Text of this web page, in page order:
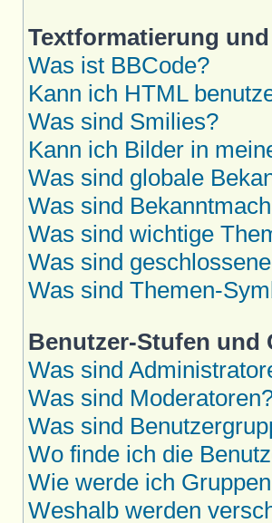
Textformatierung
Was ist BBCode?
Kann ich HTML
Was sind Smilies?
Kann ich Bilder in
Was sind globale
Was sind
Was sind wichtige
Was sind
Was sind Themen-
Benutzer-Stufen und
Was sind
Was sind
Was sind
Wo finde ich die
Wie werde ich
Weshalb werden